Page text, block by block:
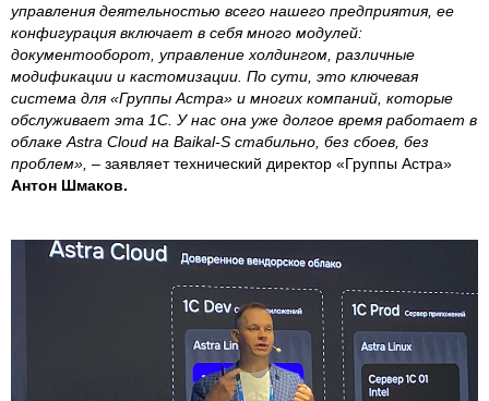
управления деятельностью всего нашего предприятия, ее
конфигурация включает в себя много модулей:
документооборот, управление холдингом, различные
модификации и кастомизации. По сути, это ключевая
система для «Группы Астра» и многих компаний, которые
обслуживает эта 1С. У нас она уже долгое время работает в
облаке Astra Cloud на Baikal-S стабильно, без сбоев, без
проблем», – заявляет технический директор «Группы Астра»
Антон Шмаков.